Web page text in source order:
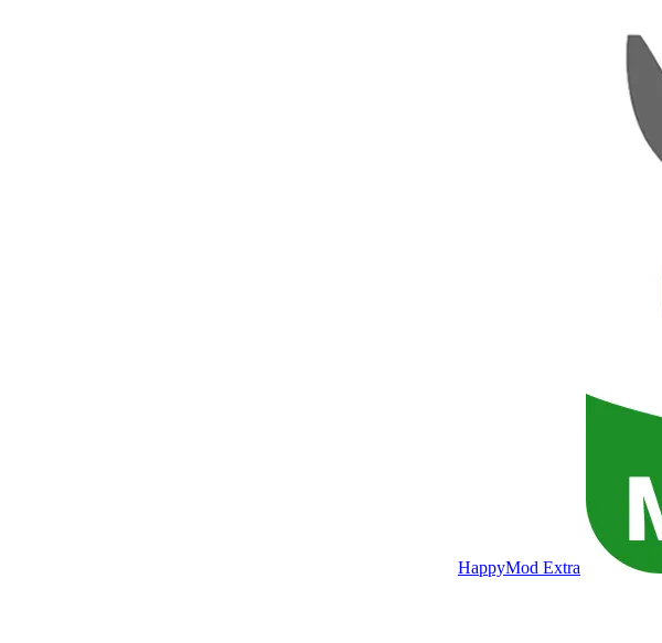
HappyMod Extra